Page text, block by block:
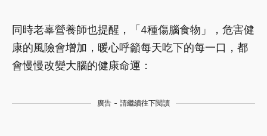
同時老辜營養師也提醒，「4種傷腦食物」，危害健
康的風險會增加，暖心呼籲每天吃下的每一口，都
會慢慢改變大腦的健康命運：
廣告 - 請繼續往下閱讀